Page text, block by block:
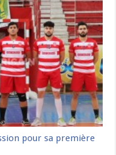
pour sa première